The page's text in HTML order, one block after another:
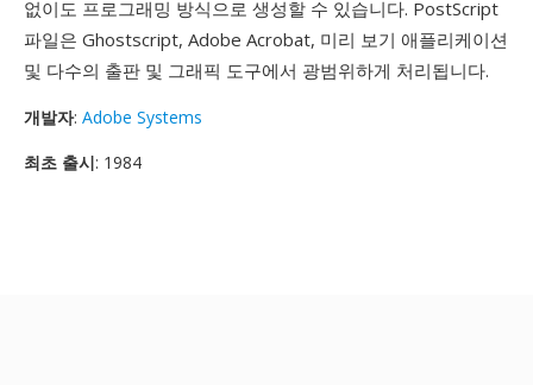
없이도 프로그래밍 방식으로 생성할 수 있습니다. PostScript
파일은 Ghostscript, Adobe Acrobat, 미리 보기 애플리케이션
및 다수의 출판 및 그래픽 도구에서 광범위하게 처리됩니다.
개발자: Adobe Systems
최초 출시: 1984